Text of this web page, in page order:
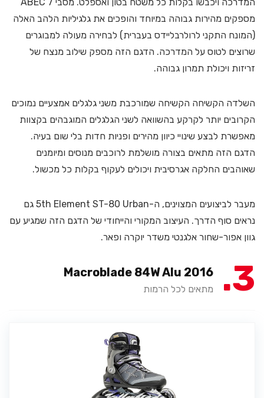
מספקים מהירות גבוהה במיוחד והופכים את גלגיליות הלהב האלה
(המונח התקני לרולרבליידס בעברית) לבחירה מעולה למבוגרים
שרוצים לטוס על המדרכה. הדגם הזה מספק שילוב מנצח של
זריזות ויכולת תמרון גבוהה.
השלדה הקשיחה הקשיחה שמורכבת משני גלגלים אמצעיים נמוכים
הקרובים יותר לקרקע בהשוואה לשני הגלגלים המוגבהים בקצוות
מאפשרת לבצע שינויי כיוון מהירים ופניות חדות בלי שום בעיה.
הדגם הזה מתאים בצורה מושלמת לרוכבים מנוסים ומיומנים
שאוהבים החלקה אגרסיבית ויכולים לעקוף בקלות כל מכשול.
מעבר לביצועים המצוינים, ה-5th Element ST-80 Urban גם
נראים סוף הדרך. העיצוב המקורי והייחודי של הדגם הזה שמגיע עם
גוון אפור-שחור אלגנטי משדר יוקרה ופאר.
3
Macroblade 84W Alu 2016
מתאים לכל הרמות